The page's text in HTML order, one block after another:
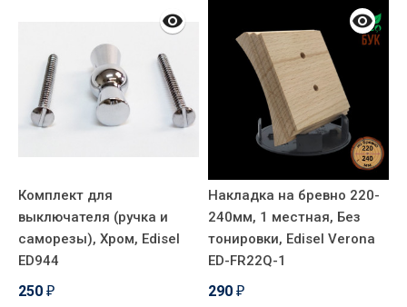
Комплект для
выключателя (ручка и
саморезы), Хром, Edisel
ED944
250 ₽
Накладка на бревно 220-
240мм, 1 местная, Без
тонировки, Edisel Verona
ED-FR22Q-1
290 ₽